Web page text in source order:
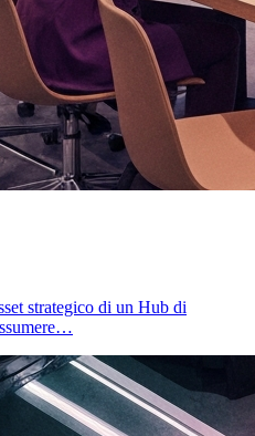
strategico di un Hub di